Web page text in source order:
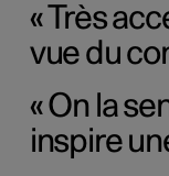
« Très
vue du
« On la
inspire